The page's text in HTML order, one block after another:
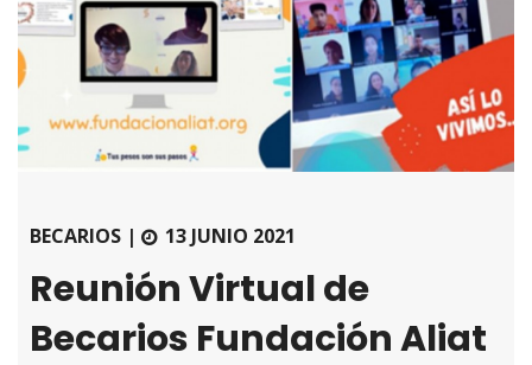
BECARIOS | 13 JUNIO 2021
Reunión Virtual de
Becarios Fundación Aliat